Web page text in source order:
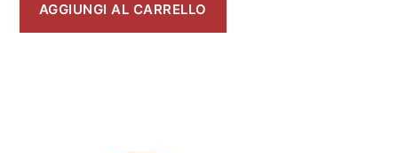
AGGIUNGI AL CARRELLO